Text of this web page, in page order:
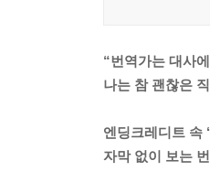
“번역가는 대사
나는 참 괜찮은
엔딩크레디트 속
자막 없이 보는